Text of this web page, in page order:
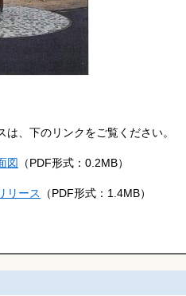
、下のリンクをご覧ください。
図 （PDF形式：0.2MB）
リース （PDF形式：1.4MB）